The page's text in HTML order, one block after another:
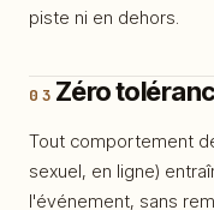
16 FAQ
piste ni en dehors.
03 Zéro
Tout comportement
sexuel, en ligne)
l'événement, sans